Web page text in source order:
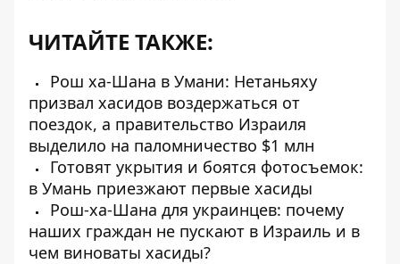
ЧИТАЙТЕ ТАКЖЕ:
Рош ха-Шана в Умани: Нетаньяху
призвал хасидов воздержаться от
поездок, а правительство Израиля
выделило на паломничество $1 млн
Готовят укрытия и боятся фотосъемок:
в Умань приезжают первые хасиды
Рош-ха-Шана для украинцев: почему
наших граждан не пускают в Израиль и в
чем виноваты хасиды?